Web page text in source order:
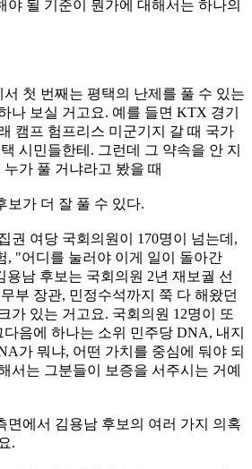
야 될 기준이 뭔가에 대해서는 하나의
첫 번째는 평택의 난제를 풀 수 있는
나 보실 거고요. 예를 들면 KTX 경기
캠프 험프리스 미군기지 갈 때 국가
시민들한테. 그런데 그 약속을 안 지
가 풀 거냐라고 봤을 때
가 더 잘 풀 수 있다.
권 여당 국회의원이 170명이 넘는데,
, "어디를 눌러야 이게 일이 돌아간
남 후보는 국회의원 2년 재보궐 선
부 장관, 민정수석까지 쭉 다 해왔던
가 있는 거고요. 국회의원 12명이 또
음에 하나는 소위 민주당 DNA, 내지
가 뭐냐, 어떤 가치를 중심에 둬야 되
서는 그분들이 보증을 서주시는 거예
에서 김용남 후보의 여러 가지 의혹
.